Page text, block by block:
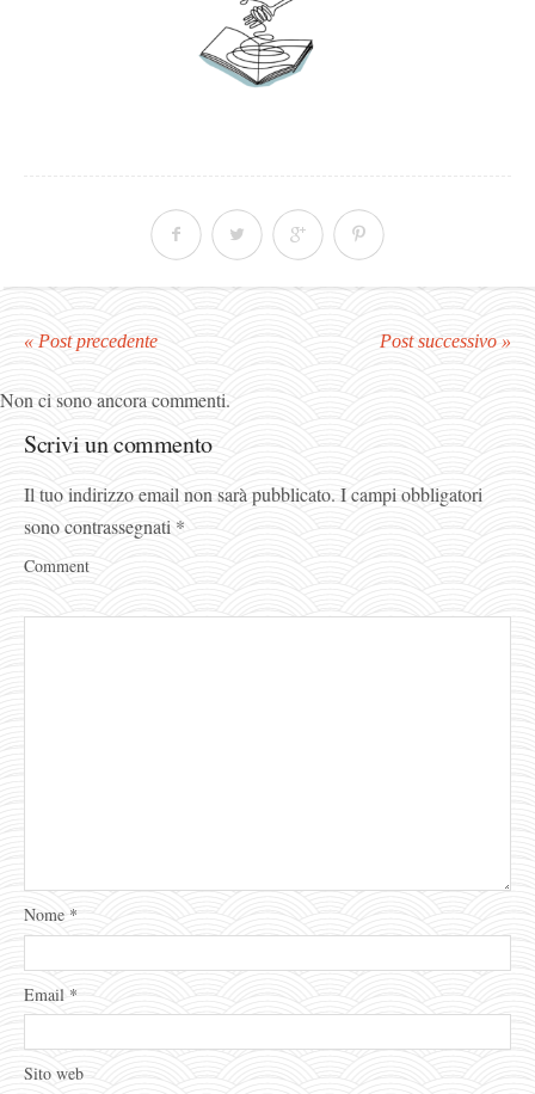
« Post precedente Post successivo »
Non ci sono ancora commenti.
Scrivi un commento
Il tuo indirizzo email non sarà pubblicato. I campi obbligatori
sono contrassegnati *
Comment
Nome *
Email *
Sito web